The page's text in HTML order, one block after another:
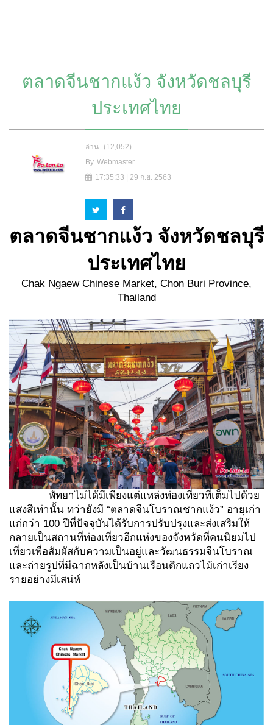
ตลาดจีนชากแง้ว จังหวัดชลบุรี
ประเทศไทย
อ่าน
(12,052)
By Webmaster
17:35:33 | 29 ก.ย. 2563
ตลาดจีนชากแง้ว จังหวัดชลบุรี
ประเทศไทย
Chak Ngaew Chinese Market, Chon Buri Province,
Thailand
พัทยาไม่ได้มีเพียงแต่แหล่งท่องเที่ยวที่เต็มไปด้วย
แสงสีเท่านั้น ทว่ายังมี “ตลาดจีนโบราณชากแง้ว” อายุเก่า
แก่กว่า 100 ปีที่ปัจจุบันได้รับการปรับปรุงและส่งเสริมให้
กลายเป็นสถานที่ท่องเที่ยวอีกแห่งของจังหวัดที่คนนิยมไป
เที่ยวเพื่อสัมผัสกับความเป็นอยู่และวัฒนธรรมจีนโบราณ
และถ่ายรูปที่มีฉากหลังเป็นบ้านเรือนตึกแถวไม้เก่าเรียง
รายอย่างมีเสน่ห์